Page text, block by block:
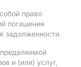
право
погашения
задолженности.
и (или) услуг,